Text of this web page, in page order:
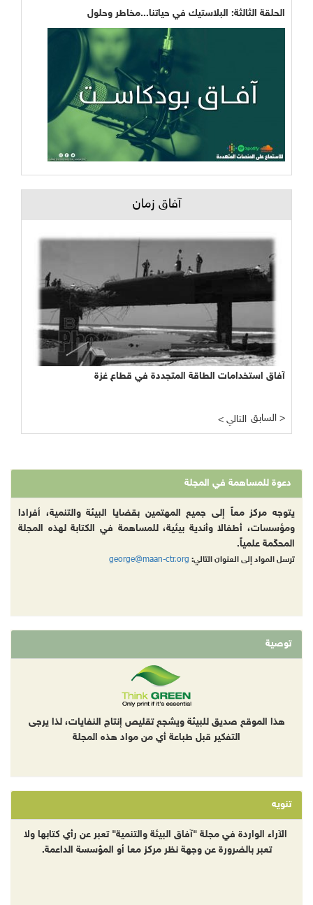
الحلقة الثالثة: البلاستيك في حياتنا...مخاطر وحلول
آفاق زمان
آفاق استخدامات الطاقة المتجددة في قطاع غزة
< التالي السابق >
دعوة للمساهمة في المجلة
يتوجه مركز معاً إلى جميع المهتمين بقضايا البيئة والتنمية، أفرادا
ومؤسسات، أطفالا وأندية بيئية، للمساهمة في الكتابة لهذه المجلة
المحكّمة علمياً.
ترسل المواد إلى العنوان التالي: george@maan-ctr.org
توصية
هذا الموقع صديق للبيئة ويشجع تقليص إنتاج النفايات، لذا يرجى
التفكير قبل طباعة أي من مواد هذه المجلة
تنويه
الآراء الواردة في مجلة "آفاق البيئة والتنمية" تعبر عن رأي كتابها ولا
تعبر بالضرورة عن وجهة نظر مركز معا أو المؤسسة الداعمة.